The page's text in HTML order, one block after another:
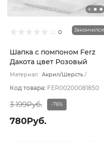
0 Закончился
Шапка с помпоном Ferz
Дакота цвет Розовый
светлый
Материал : Акрил/Шерсть
Код товара: FER00200081850
3 199Руб. -76%
780Руб.